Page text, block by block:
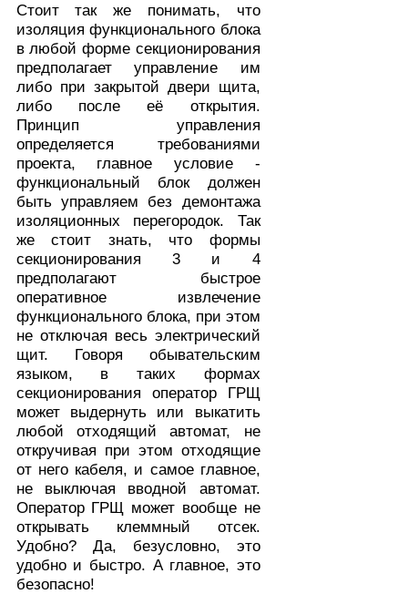
Стоит так же понимать, что
изоляция функционального блока
в любой форме секционирования
предполагает управление им
либо при закрытой двери щита,
либо после её открытия.
Принцип управления
определяется требованиями
проекта, главное условие -
функциональный блок должен
быть управляем без демонтажа
изоляционных перегородок. Так
же стоит знать, что формы
секционирования 3 и 4
предполагают быстрое
оперативное извлечение
функционального блока, при этом
не отключая весь электрический
щит. Говоря обывательским
языком, в таких формах
секционирования оператор ГРЩ
может выдернуть или выкатить
любой отходящий автомат, не
откручивая при этом отходящие
от него кабеля, и самое главное,
не выключая вводной автомат.
Оператор ГРЩ может вообще не
открывать клеммный отсек.
Удобно? Да, безусловно, это
удобно и быстро. А главное, это
безопасно!